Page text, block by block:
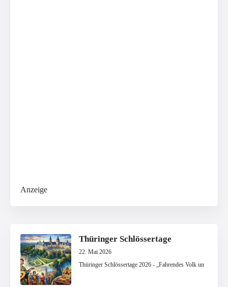
Anzeige
Thüringer Schlössertage
22. Mai 2026
Thüringer Schlössertage 2026 - „Fahrendes Volk un